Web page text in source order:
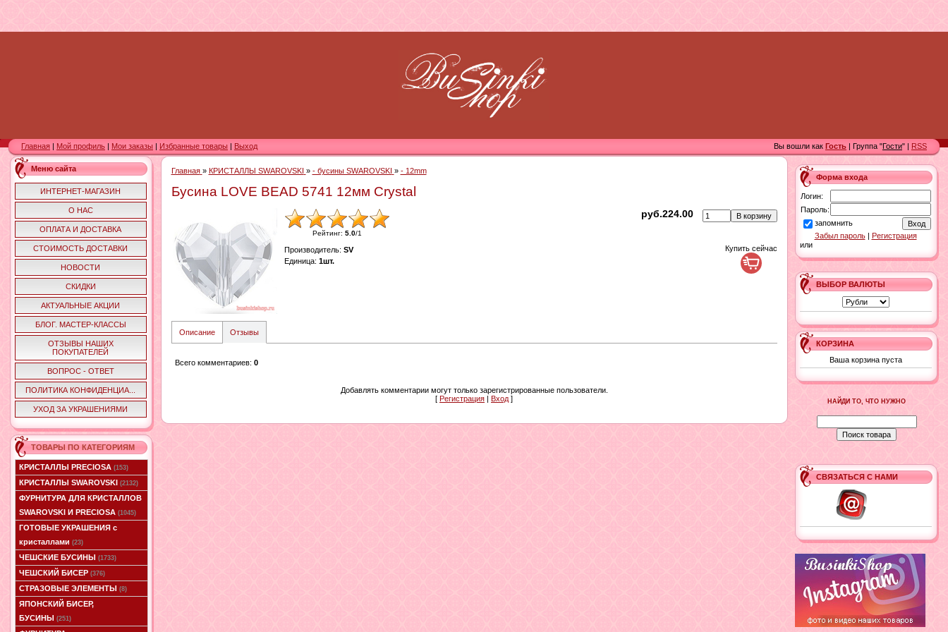
Главная Мой профиль Мои заказы Избранные товары Выход Вы вошли как Гость | Группа "Гости" | RSS
Меню сайта
ИНТЕРНЕТ-МАГАЗИН
О НАС
ОПЛАТА И ДОСТАВКА
СТОИМОСТЬ ДОСТАВКИ
НОВОСТИ
СКИДКИ
АКТУАЛЬНЫЕ АКЦИИ
БЛОГ. МАСТЕР-КЛАССЫ
ОТЗЫВЫ НАШИХ
ПОКУПАТЕЛЕЙ
ВОПРОС - ОТВЕТ
ПОЛИТИКА КОНФИДЕНЦИА...
УХОД ЗА УКРАШЕНИЯМИ
ТОВАРЫ ПО КАТЕГОРИЯМ
КРИСТАЛЛЫ PRECIOSA (153)
КРИСТАЛЛЫ SWAROVSKI (2132)
ФУРНИТУРА ДЛЯ КРИСТАЛЛОВ
SWAROVSKI И PRECIOSA (1045)
ГОТОВЫЕ УКРАШЕНИЯ с
кристаллами (23)
ЧЕШСКИЕ БУСИНЫ (1733)
ЧЕШСКИЙ БИСЕР (376)
СТРАЗОВЫЕ ЭЛЕМЕНТЫ (8)
ЯПОНСКИЙ БИСЕР,
БУСИНЫ (251)
Главная » КРИСТАЛЛЫ SWAROVSKI » - бусины SWAROVSKI » - 12mm
Бусина LOVE BEAD 5741 12мм Crystal
Рейтинг: 5.0/1
руб.224.00
Производитель: SV
Единица: 1шт.
Купить сейчас
Описание Отзывы
Всего комментариев: 0
Добавлять комментарии могут только зарегистрированные пользователи.
[ Регистрация Вход ]
Форма входа
Логин:
Пароль:
запомнить
Забыл пароль|
Регистрация
или
ВЫБОР ВАЛЮТЫ
КОРЗИНА
Ваша корзина пуста
НАЙДИ ТО, ЧТО НУЖНО
СВЯЗАТЬСЯ С НАМИ